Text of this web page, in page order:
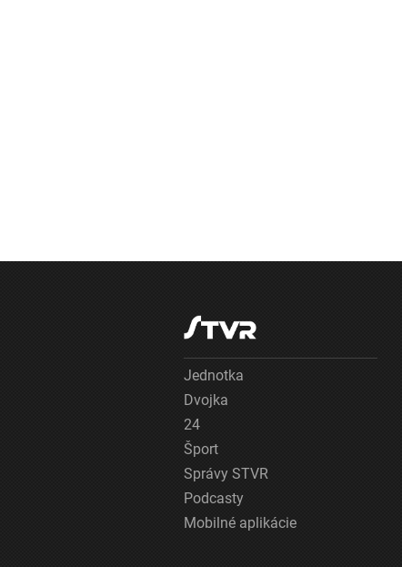
Jednotka
Dvojka
24
Šport
Správy STVR
Podcasty
Mobilné aplikácie